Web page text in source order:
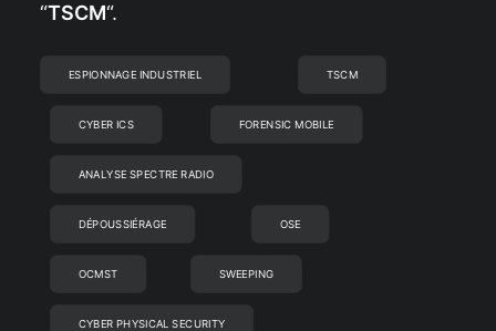
“TSCM“.
ESPIONNAGE INDUSTRIEL TSCM
CYBER ICS FORENSIC MOBILE
ANALYSE SPECTRE RADIO
DÉPOUSSIÉRAGE OSE
OCMST SWEEPING
CYBER PHYSICAL SECURITY